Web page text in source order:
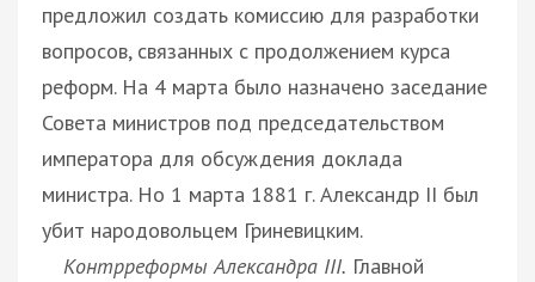
предложил создать комиссию для разработки
вопросов, связанных с продолжением курса
реформ. На 4 марта было назначено заседание
Совета министров под председательством
императора для обсуждения доклада
министра. Но 1 марта 1881 г. Александр II был
убит народовольцем Гриневицким.
Контрреформы Александра III. Главной